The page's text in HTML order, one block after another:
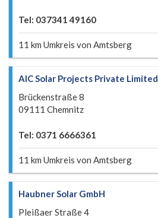
Tel: 037341 49160
11 km Umkreis von Amtsberg
AIC Solar Projects Private Limited
Brückenstraße 8
09111 Chemnitz
Tel: 0371 6666361
11 km Umkreis von Amtsberg
Haubner Solar GmbH
Pleißaer Straße 4